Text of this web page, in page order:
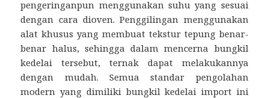
pengeringanpun menggunakan suhu yang sesuai
dengan cara dioven. Penggilingan menggunakan
alat khusus yang membuat tekstur tepung benar-
benar halus, sehingga dalam mencerna bungkil
kedelai tersebut, ternak dapat melakukannya
dengan mudah. Semua standar pengolahan
modern yang dimiliki bungkil kedelai import ini